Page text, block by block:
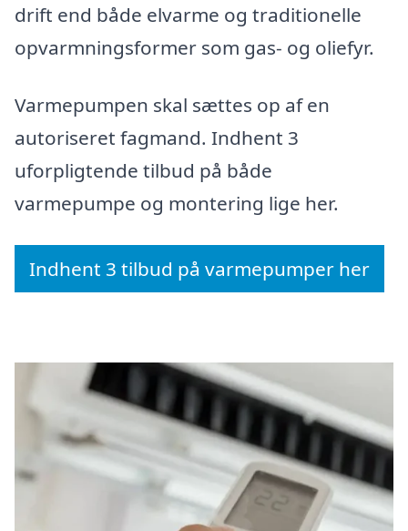
drift end både elvarme og traditionelle
opvarmningsformer som gas- og oliefyr.
Varmepumpen skal sættes op af en
autoriseret fagmand. Indhent 3
uforpligtende tilbud på både
varmepumpe og montering lige her.
Indhent 3 tilbud på varmepumper her